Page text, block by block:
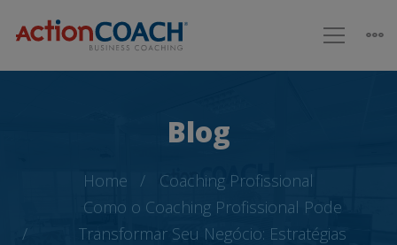
Blog
Home
Coaching Profissional
Como o Coaching Profissional Pode
Transformar Seu Negócio: Estratégias